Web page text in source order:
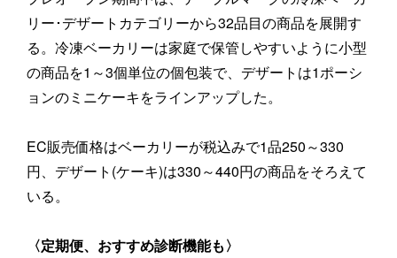
リー･デザートカテゴリーから32品目の商品を展開す
る。冷凍ベーカリーは家庭で保管しやすいように小型
の商品を1～3個単位の個包装で、デザートは1ポーシ
ョンのミニケーキをラインアップした。
EC販売価格はベーカリーが税込みで1品250～330
円、デザート(ケーキ)は330～440円の商品をそろえて
いる。
〈定期便、おすすめ診断機能も〉